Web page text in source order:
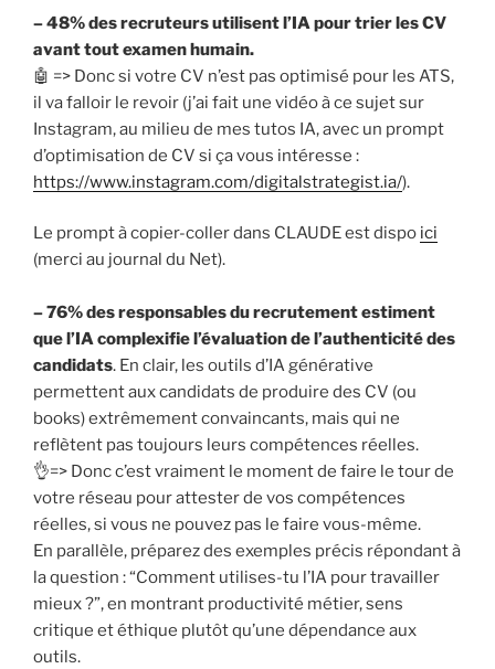
– 48% des recruteurs utilisent l’IA pour trier les CV
avant tout examen humain.
🤖 => Donc si votre CV n’est pas optimisé pour les ATS,
il va falloir le revoir (j’ai fait une vidéo à ce sujet sur
Instagram, au milieu de mes tutos IA, avec un prompt
d’optimisation de CV si ça vous intéresse :
https://www.instagram.com/digitalstrategist.ia/).
Le prompt à copier-coller dans CLAUDE est dispo ici
(merci au journal du Net).
– 76% des responsables du recrutement estiment
que l’IA complexifie l’évaluation de l’authenticité des
candidats. En clair, les outils d’IA générative
permettent aux candidats de produire des CV (ou
books) extrêmement convaincants, mais qui ne
reflètent pas toujours leurs compétences réelles.
👌=> Donc c’est vraiment le moment de faire le tour de
votre réseau pour attester de vos compétences
réelles, si vous ne pouvez pas le faire vous-même.
En parallèle, préparez des exemples précis répondant à
la question : “Comment utilises-tu l’IA pour travailler
mieux ?”, en montrant productivité métier, sens
critique et éthique plutôt qu’une dépendance aux
outils.